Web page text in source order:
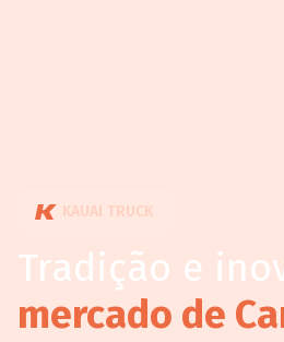
KAUAI TRUCK
Tradição e
mercado de